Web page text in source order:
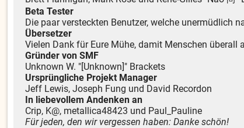
Beta Tester
Die paar versteckten Benutzer, welche unermüdlich
Übersetzer
Vielen Dank für Eure Mühe, damit Menschen überall
Gründer von SMF
Unknown W. "[Unknown]" Brackets
Ursprüngliche Projekt Manager
Jeff Lewis, Joseph Fung und David Recordon
In liebevollem Andenken an
Crip, K@, metallica48423 und Paul_Pauline
Für jeden, den wir vergessen haben: Danke schön!